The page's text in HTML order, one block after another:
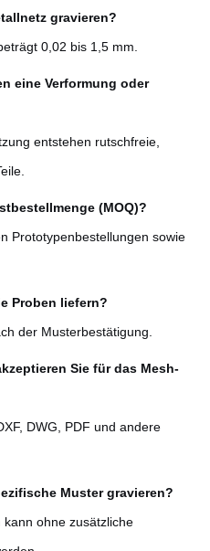
gravieren?
0,02 bis 1,5 mm.
eine Verformung oder
entstehen rutschfreie,
(MOQ)?
Prototypenbestellungen sowie
Proben liefern?
der Musterbestätigung.
Sie für das Mesh-
DWG, PDF und andere
Muster gravieren?
ohne zusätzliche